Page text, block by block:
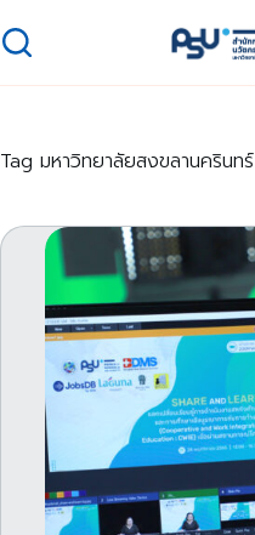
to
Tag มหาวิทยาลัยสงขลานครินทร์